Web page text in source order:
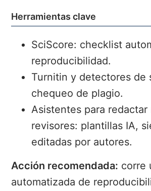
Herramientas clave
SciScore: checklist
reproducibilidad.
Turnitin y detectores de
chequeo de plagio.
Asistentes para redactar
revisores: plantillas IA,
editadas por autores.
Acción recomendada: corre
automatizada de